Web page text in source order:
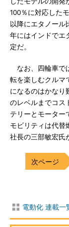
100％に対応した
以降にエタノール
年にはインドでエ
定だ。
なお、四輪車で
転を楽しむクルマ
になるのはかなり
のレベルまでコス
テリーとモーター
モビリティは代替
社長の三部敏宏氏
電動化 連載一